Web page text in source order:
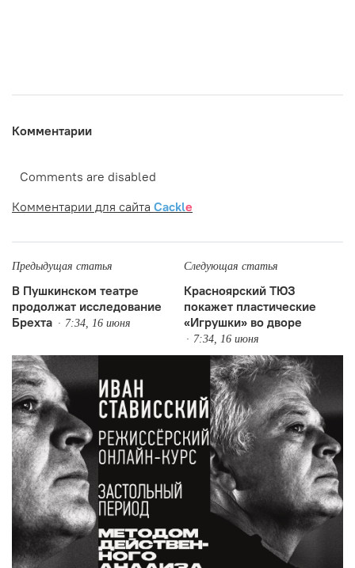
Комментарии
Comments are disabled
Комментарии для сайта Cackle
Предыдущая статья
В Пушкинском театре
продолжат исследование
Брехта
7:34, 16 июня
Следующая статья
Красноярский ТЮЗ
покажет пластические
«Игрушки» во дворе
7:34, 16 июня